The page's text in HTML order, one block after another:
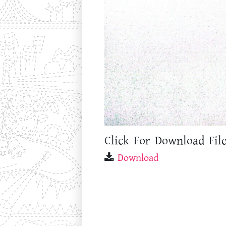
Click For Download
Download